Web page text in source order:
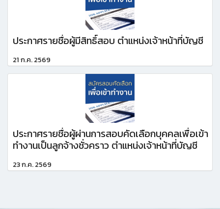
ประกาศรายชื่อผู้มีสิทธิ์สอบ ตำแหน่งเจ้าหน้าที่บัญชี
21 ก.ค. 2569
ประกาศรายชื่อผู้ผ่านการสอบคัดเลือกบุคคลเพื่อเข้า
ทำงานเป็นลูกจ้างชั่วคราว ตำแหน่งเจ้าหน้าที่บัญชี
23 ก.ค. 2569